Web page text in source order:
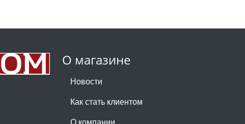
О магазине
Новости
Как стать клиентом